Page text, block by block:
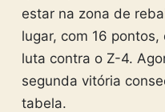
estar na zona de
lugar, com 16
luta contra o Z-4.
segunda vitória
tabela.